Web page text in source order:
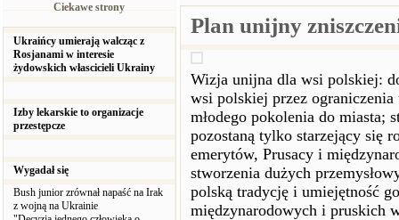
Ciekawe strony
Ukraińcy umierają walcząc z
Rosjanami w interesie
żydowskich włascicieli Ukrainy
Izby lekarskie to organizacje
przestępcze
Wygadał się
Bush junior zrównał napaść na Irak
z wojną na Ukrainie
Plan unijny
Wizja unijna dla wsi polskiej:
wsi polskiej przez
młodego pokolenia do miasta;
pozostaną tylko starzejący się
emerytów, Prusacy i
stworzenia dużych
polską tradycję i umiejętność
międzynarodowych i pruskich